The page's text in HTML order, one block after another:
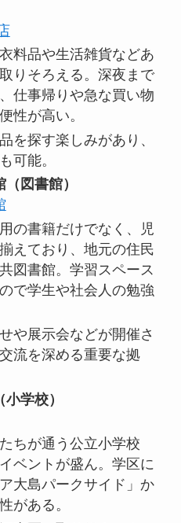
料品や生活雑貨などあ
りそろえる。深夜まで
仕事帰りや急な買い物
性が高い。
を探す楽しみがあり、
可能。
図書館）
の書籍だけでなく、児
えており、地元の住民
図書館。学習スペース
で学生や社会人の勉強
や展示会などが開催さ
流を深める重要な拠
学校）
ちが通う公立小学校
ベントが盛ん。学区に
大島パークサイド」か
がある。